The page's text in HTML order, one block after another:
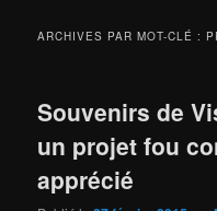
ARCHIVES PAR MOT-CLÉ :
Souvenirs de
un projet fou
apprécié